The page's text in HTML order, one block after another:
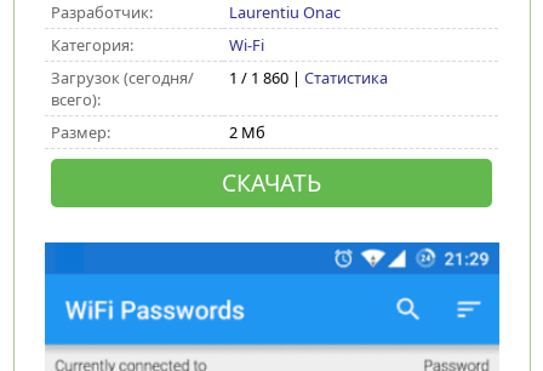
Разработчик:
Laurentiu Onac
Категория:
Wi-Fi
Загрузок (сегодня/
всего):
1 / 1 860 | Статистика
Размер: 2 Мб
СКАЧАТЬ